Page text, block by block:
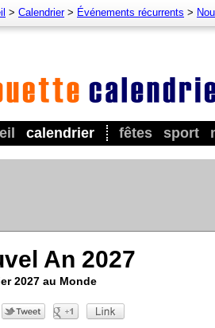
calendrier fêtes sport
> Calendrier> Événements récurrents >
An 2027
2027 au Monde